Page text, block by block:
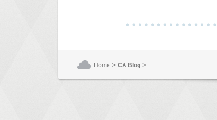
Home > CA Blog >